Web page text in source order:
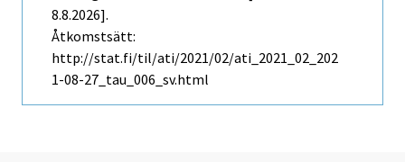
8.8.2026].
Åtkomstsätt:
http://stat.fi/til/ati/2021/02/ati_2021_02_202
1-08-27_tau_006_sv.html